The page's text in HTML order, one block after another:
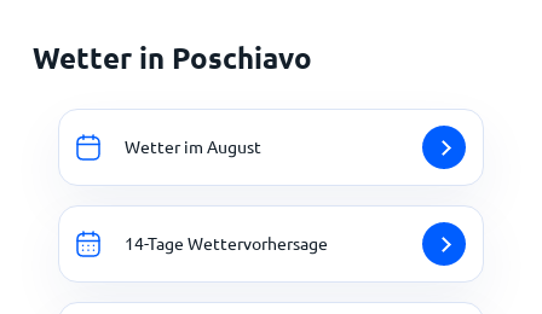
Wetter in Poschiavo
Wetter im August
14-Tage Wettervorhersage